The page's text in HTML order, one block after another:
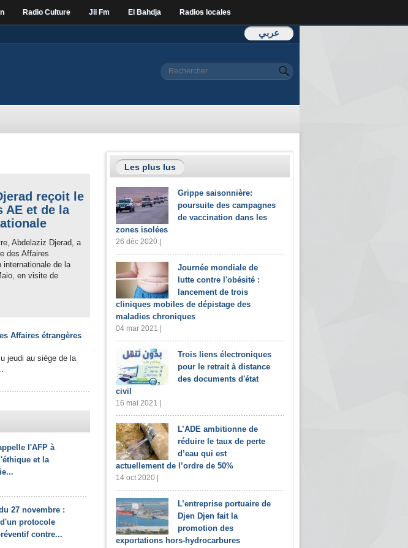
Radio Culture Jil Fm El Bahdja Radios locales
عربي
Formulaire de
Rechercher
reçoit le
AE et de la
Abdelaziz Djerad, a
des Affaires
internationale de la
en visite de
Affaires étrangères
jeudi au siège de la
l'AFP à
et la
27 novembre :
protocole
contre...
Les plus lus
Grippe saisonnière:
poursuite des campagnes
de vaccination dans les
zones isolées
26 déc 2020 |
Journée mondiale de
lutte contre l'obésité :
lancement de trois
cliniques mobiles de dépistage des
maladies chroniques
04 mar 2021 |
Trois liens électroniques
pour le retrait à distance
des documents d'état
civil
16 mai 2021 |
L’ADE ambitionne de
réduire le taux de perte
d’eau qui est
actuellement de l’ordre de 50%
14 oct 2020 |
L’entreprise portuaire de
Djen Djen fait la
promotion des
exportations hors-hydrocarbures